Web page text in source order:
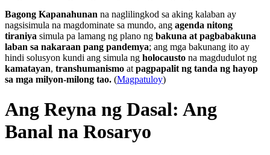
Bagong Kapanahunan na naglilingkod sa aking kalaban ay
nagsisimula na magdominate sa mundo, ang agenda nitong
tiraniya simula pa lamang ng plano ng bakuna at pagbabakuna
laban sa nakaraan pang pandemya; ang mga bakunang ito ay
hindi solusyon kundi ang simula ng holocausto na magdudulot ng
kamatayan, transhumanismo at pagpapalit ng tanda ng hayop
sa mga milyon-milong tao. (Magpatuloy)
Ang Reyna ng Dasal: Ang
Banal na Rosaryo